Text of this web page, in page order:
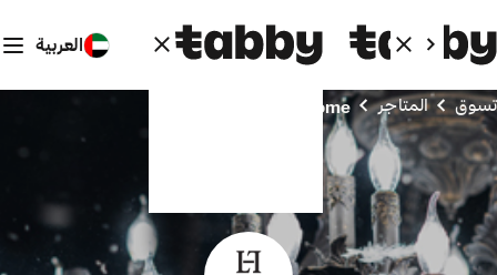
العربية
تسوق المتاجر Lorenzo Home